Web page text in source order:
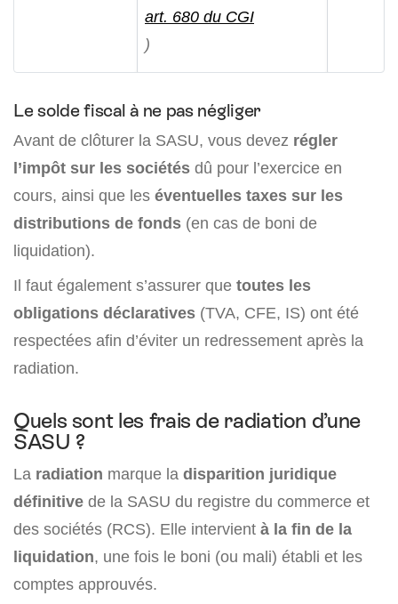
art. 680 du CGI
)
Le solde fiscal à ne pas négliger
Avant de clôturer la SASU, vous devez régler
l’impôt sur les sociétés dû pour l’exercice en
cours, ainsi que les éventuelles taxes sur les
distributions de fonds (en cas de boni de
liquidation).
Il faut également s’assurer que toutes les
obligations déclaratives (TVA, CFE, IS) ont été
respectées afin d’éviter un redressement après la
radiation.
Quels sont les frais de radiation d’une
SASU ?
La radiation marque la disparition juridique
définitive de la SASU du registre du commerce et
des sociétés (RCS). Elle intervient à la fin de la
liquidation, une fois le boni (ou mali) établi et les
comptes approuvés.